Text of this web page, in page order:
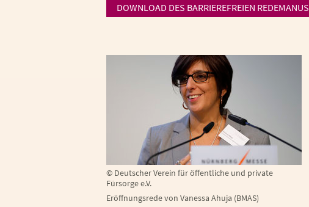
DOWNLOAD DES BARRIEREFREIEN
© Deutscher Verein für öffentliche und private
Fürsorge e.V.
Eröffnungsrede von Vanessa Ahuja (BMAS)